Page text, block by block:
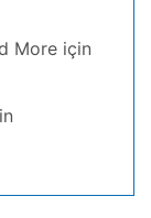
More için